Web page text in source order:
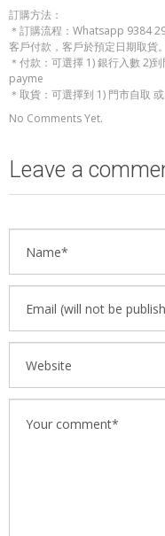
訂購方法：
＊訂購流程：Whatsapp 9384
客戶付款，客戶於預定日期取貨。
＊付款：可選擇 1) 銀行入數 2)
payme
＊取貨：可選擇到 1) 門市自取
No Comments Yet.
Leave a